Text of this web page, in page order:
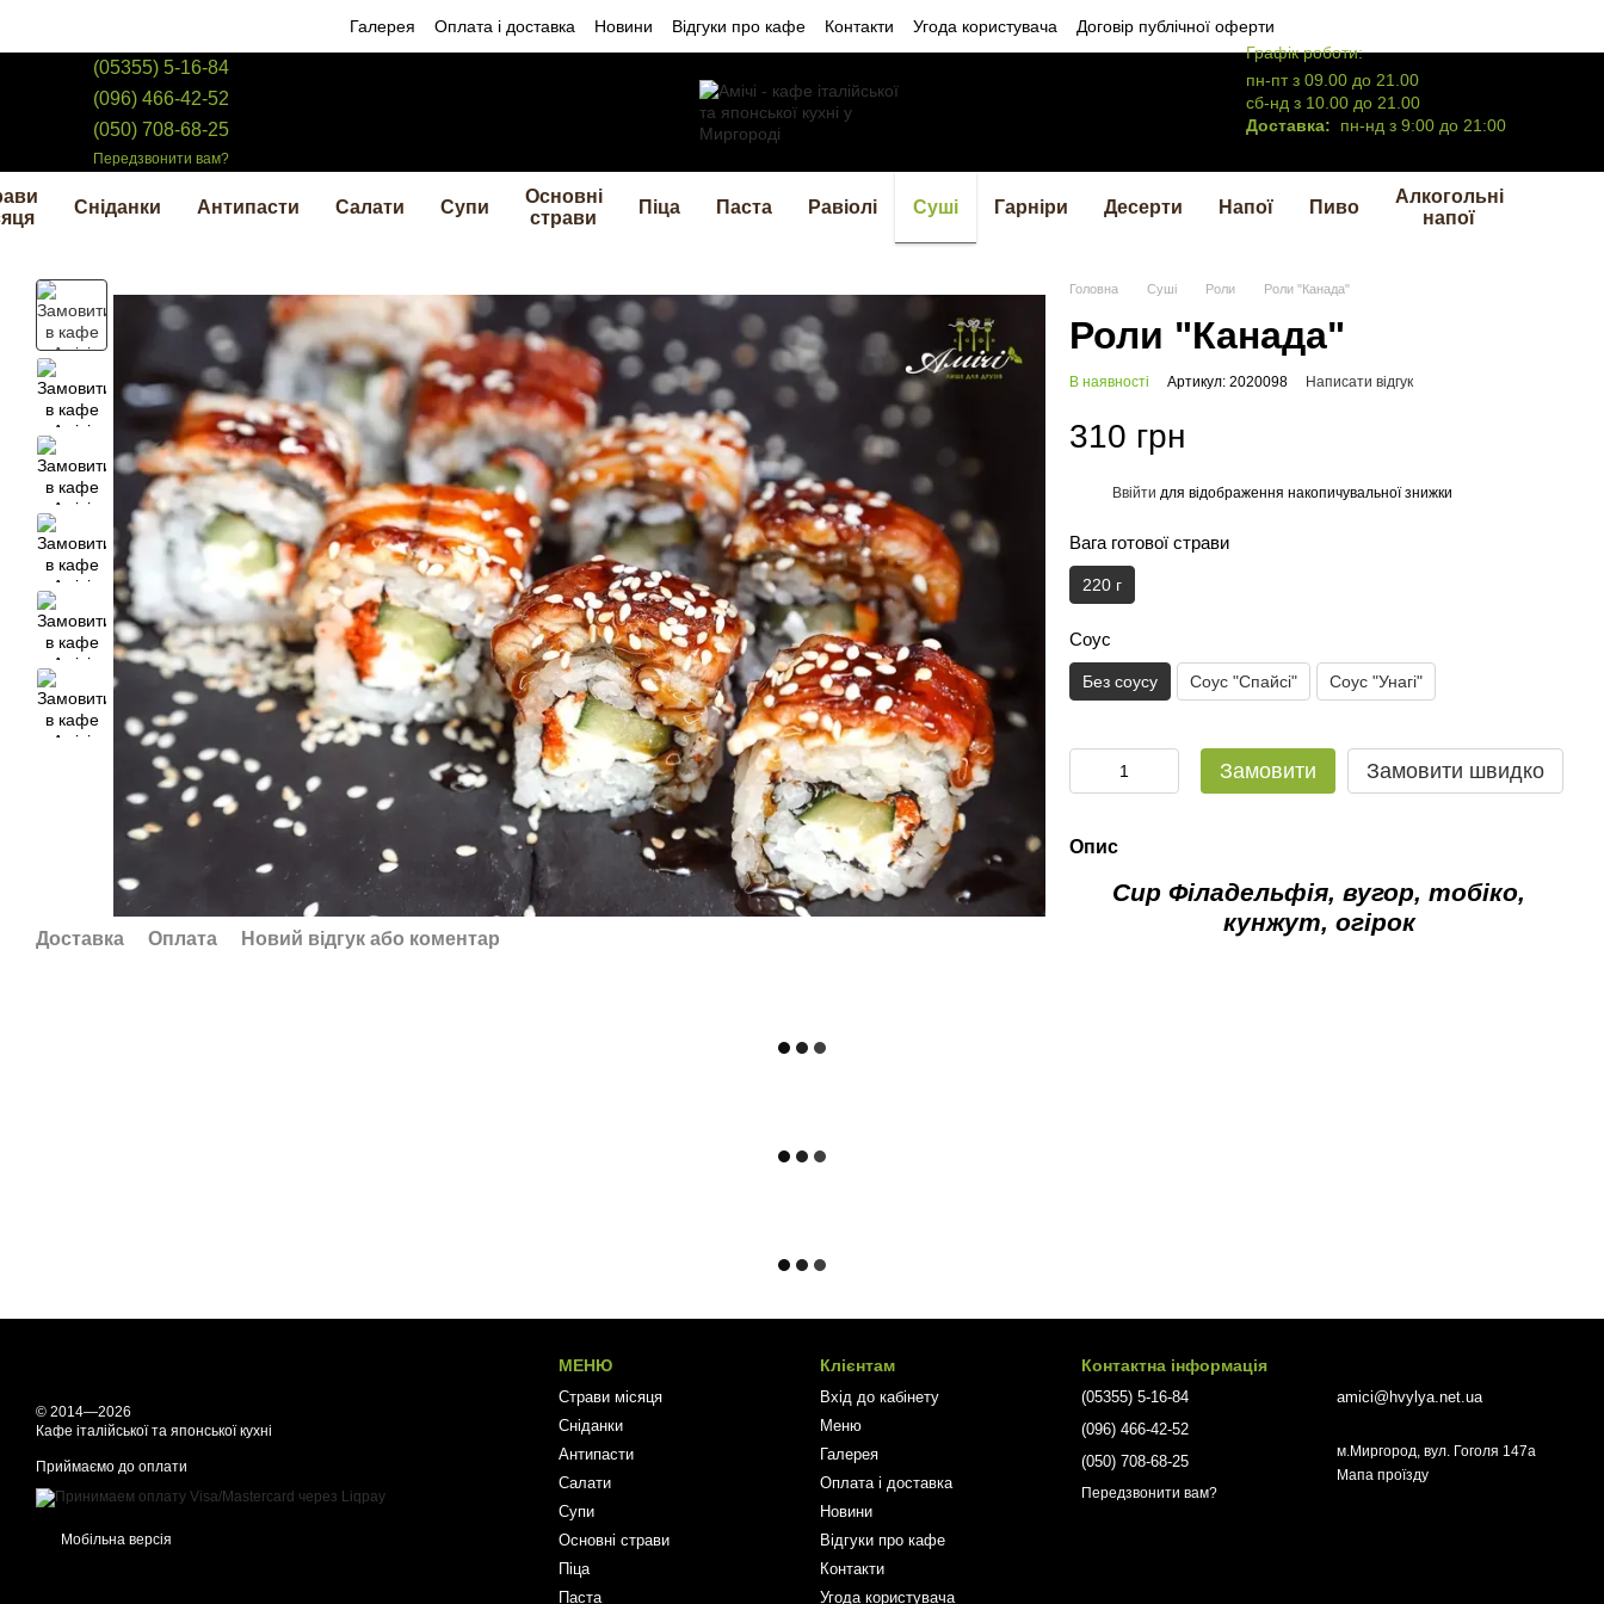
Галерея Оплата і доставка Новини Відгуки про кафе Контакти Угода користувача Договір публічної оферти
(05355) 5-16-84
(096) 466-42-52
(050) 708-68-25
Передзвонити вам?
Графік роботи:
пн-пт з 09.00 до 21.00
сб-нд з 10.00 до 21.00
Доставка: пн-нд з 9:00 до 21:00
Сніданки Антипасти Салати Супи
Основні
страви
Піца Паста Равіолі Суші Гарніри Десерти Напої Пиво
Алкогольні
напої
Доставка Оплата Новий відгук або коментар
Головна Суші Роли Роли "Канада"
Роли "Канада"
В наявності Артикул: 2020098 Написати відгук
310 грн
Ввійти для відображення накопичувальної знижки
Вага готової страви
220 г
Соус
Без соусу Соус "Спайсі" Соус "Унагі"
Замовити Замовити швидко
Опис
Сир Філадельфія, вугор, тобіко,
кунжут, огірок
© 2014—2026
Кафе італійської та японської кухні
Приймаємо до оплати
Мобільна версія
МЕНЮ
Страви місяця
Сніданки
Антипасти
Салати
Супи
Основні страви
Піца
Паста
Клієнтам
Вхід до кабінету
Меню
Галерея
Оплата і доставка
Новини
Відгуки про кафе
Контакти
Угода користувача
Контактна інформація
(05355) 5-16-84
(096) 466-42-52
(050) 708-68-25
Передзвонити вам?
amici@hvylya.net.ua
м.Миргород, вул. Гоголя 147а
Мапа проїзду